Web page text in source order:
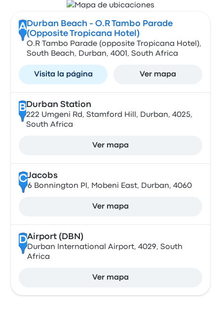
A Durban Beach - O.R Tambo Parade
(Opposite Tropicana Hotel)
O.R Tambo Parade (opposite Tropicana Hotel),
South Beach, Durban, 4001, South Africa
Visita la página Ver mapa
B Durban Station
222 Umgeni Rd, Stamford Hill, Durban, 4025,
South Africa
Ver mapa
CJacobs
6 Bonnington Pl, Mobeni East, Durban, 4060
Ver mapa
DAirport (DBN)
Durban International Airport, 4029, South
Africa
Ver mapa